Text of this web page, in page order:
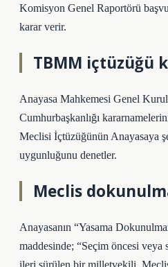
Komisyon Genel Raportörü
karar verir.
TBMM içtüzüğü
Anayasa Mahkemesi Genel
Cumhurbaşkanlığı
Meclisi İçtüzüğünün Anayasaya
uygunluğunu denetler.
Meclis
Anayasanın “Yasama
maddesinde; “Seçim öncesi veya
ileri sürülen bir milletvekili,